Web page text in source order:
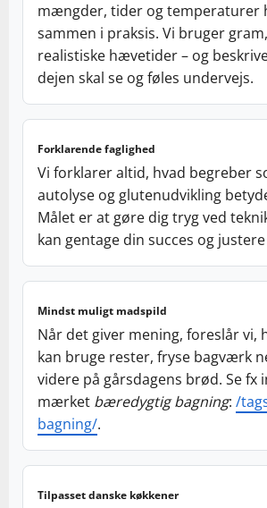
mængder, tider og temperaturer
sammen i praksis. Vi bruger
realistiske hævetider – og
dejen skal se og føles undervejs.
Forklarende faglighed
Vi forklarer altid, hvad begreber
autolyse og glutenudvikling
Målet er at gøre dig tryg ved
kan gentage din succes og
Mindst muligt madspild
Når det giver mening, foreslår vi,
kan bruge rester, fryse bagværk
videre på gårsdagens brød. Se fx
mærket bæredygtig bagning: /
bagning/.
Tilpasset danske køkkener